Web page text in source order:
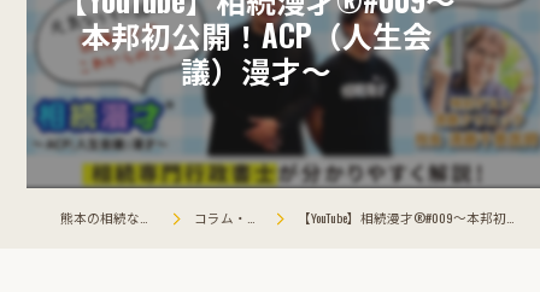
本邦初公開！ACP（人生会
議）漫才～
コラム・相談会情報 【YouTube】相続漫才®#009～本邦初公開！ACP（人生会議）漫才～